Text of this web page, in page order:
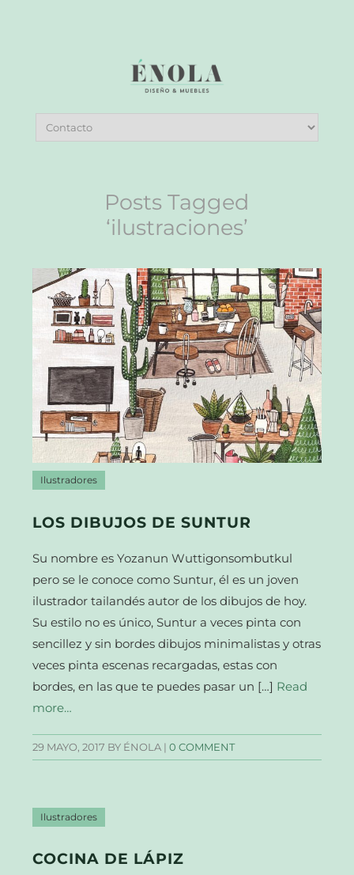
Posts Tagged
‘ilustraciones’
Ilustradores
LOS DIBUJOS DE SUNTUR
Su nombre es Yozanun Wuttigonsombutkul
pero se le conoce como Suntur, él es un joven
ilustrador tailandés autor de los dibujos de hoy.
Su estilo no es único, Suntur a veces pinta con
sencillez y sin bordes dibujos minimalistas y otras
veces pinta escenas recargadas, estas con
bordes, en las que te puedes pasar un […] Read
more…
29 MAYO, 2017 BY ÉNOLA |0 COMMENT
Ilustradores
COCINA DE LÁPIZ